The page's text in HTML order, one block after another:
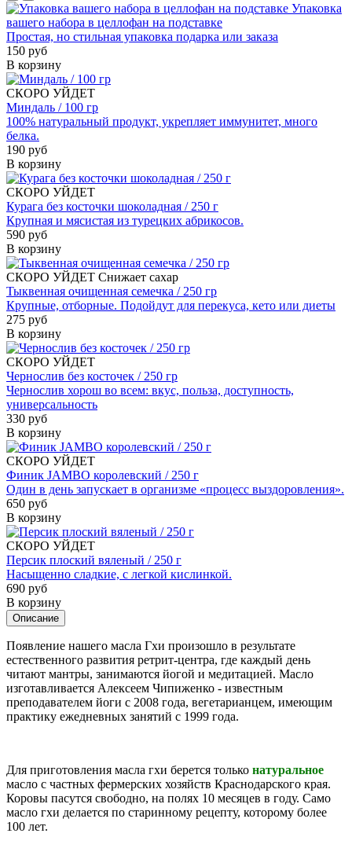
Упаковка
вашего набора в целлофан на подставке
Простая, но стильная упаковка подарка или заказа
150 руб
В корзину
СКОРО УЙДЕТ
Миндаль / 100 гр
100% натуральный продукт, укрепляет иммунитет, много
белка.
190 руб
В корзину
СКОРО УЙДЕТ
Курага без косточки шоколадная / 250 г
Крупная и мясистая из турецких абрикосов.
590 руб
В корзину
СКОРО УЙДЕТ Снижает сахар
Тыквенная очищенная семечка / 250 гр
Крупные, отборные. Подойдут для перекуса, кето или диеты
275 руб
В корзину
СКОРО УЙДЕТ
Чернослив без косточек / 250 гр
Чернослив хорош во всем: вкус, польза, доступность,
универсальность
330 руб
В корзину
СКОРО УЙДЕТ
Финик JAMBO королевский / 250 г
Один в день запускает в организме «процесс выздоровления».
650 руб
В корзину
СКОРО УЙДЕТ
Персик плоский вяленый / 250 г
Насыщенно сладкие, с легкой кислинкой.
690 руб
В корзину
Описание
Появление нашего масла Гхи произошло в результате
естественного развития ретрит-центра, где каждый день
читают мантры, занимаются йогой и медитацией. Масло
изготавливается Алексеем Чипиженко - известным
преподавателем йоги с 2008 года, вегетарианцем, имеющим
практику ежедневных занятий с 1999 года.
Для приготовления масла гхи берется только натуральное
масло с частных фермерских хозяйств Краснодарского края.
Коровы пасутся свободно, на полях 10 месяцев в году. Само
масло гхи делается по старинному рецепту, которому более
100 лет.